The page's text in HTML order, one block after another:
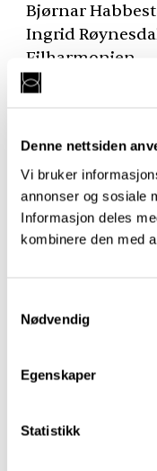
Denne nettsiden
Vi bruker
annonser og sosiale
Informasjon deles
kombinere den med
Nødvendig
Egenskaper
Statistikk
Bjørnar
Ingrid
Filharmonien
Rune Rebne,
Ordstyrer:
kulturredaktør i
Salongen finner
Kort og
tilgang på
denne
Salongen
Filharmonien,